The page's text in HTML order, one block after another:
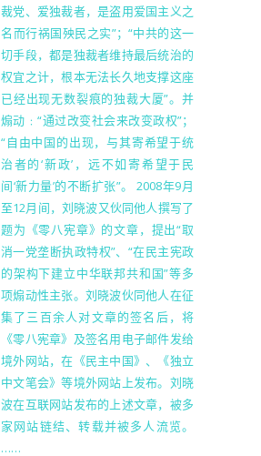
裁党、爱独裁者，是盗用爱国主义之
名而行祸国殃民之实”；“中共的这一
切手段，都是独裁者维持最后统治的
权宜之计，根本无法长久地支撑这座
已经出现无数裂痕的独裁大厦”。并
煽动﹕“通过改变社会来改变政权”；
“自由中国的出现，与其寄希望于统
治者的‘新政’，远不如寄希望于民
间‘新力量’的不断扩张”。 2008年9月
至12月间，刘晓波又伙同他人撰写了
题为《零八宪章》的文章，提出“取
消一党垄断执政特权”、“在民主宪政
的架构下建立中华联邦共和国”等多
项煽动性主张。刘晓波伙同他人在征
集了三百余人对文章的签名后，将
《零八宪章》及签名用电子邮件发给
境外网站，在《民主中国》、《独立
中文笔会》等境外网站上发布。刘晓
波在互联网站发布的上述文章，被多
家网站链结、转载并被多人流览。
……